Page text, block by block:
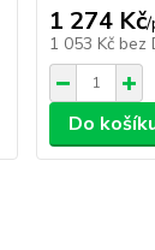
1 274 Kč/
1 053 Kč bez
Do